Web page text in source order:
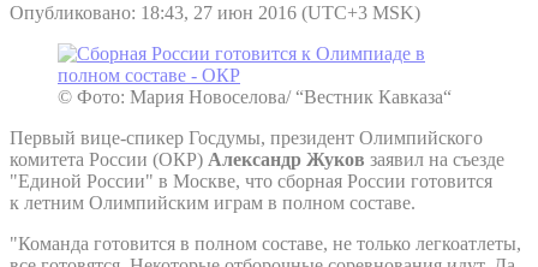
Опубликовано: 18:43, 27 июн 2016 (UTC+3 MSK)
© Фото: Мария Новоселова/ “Вестник Кавказа“
Первый вице-спикер Госдумы, президент Олимпийского
комитета России (ОКР) Александр Жуков заявил на съезде
"Единой России" в Москве, что сборная России готовится
к летним Олимпийским играм в полном составе.
"Команда готовится в полном составе, не только легкоатлеты,